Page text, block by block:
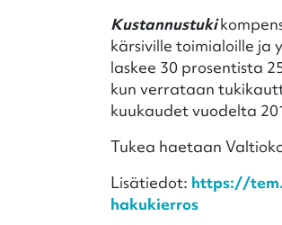
Kustannustuki
kärsiville toimialoille ja
laskee 30 prosentista
kun verrataan
kuukaudet vuodelta
Tukea haetaan
Lisätiedot: https://
hakukierros